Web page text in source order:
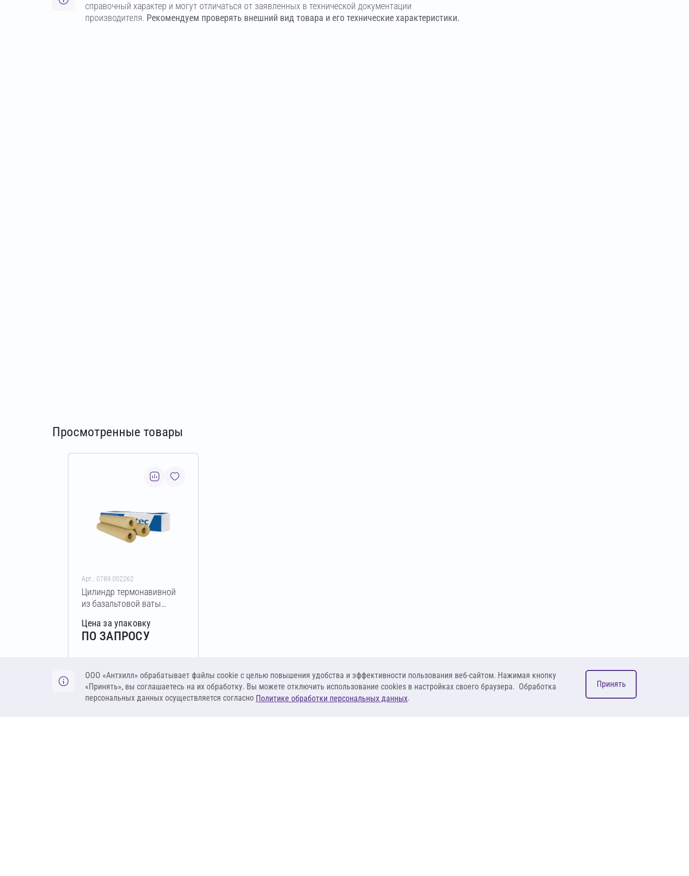
справочный характер и могут отличаться от заявленных в технической документации
производителя. Рекомендуем проверять внешний вид товара и его технические характеристики.
Просмотренные товары
Арт.: 0789.002262
Цилиндр термонавивной
из базальтовой ваты
1200 мм
Цена за упаковку
ПО ЗАПРОСУ
Оставить заявку
ООО «Антхилл» обрабатывает файлы cookie c целью повышения удобства и эффективности пользования веб-сайтом. Нажимая кнопку
«Принять», вы соглашаетесь на их обработку. Вы можете отключить использование cookies в настройках своего браузера. Обработка
персональных данных осуществляется согласно Политике обработки персональных данных.
Принять